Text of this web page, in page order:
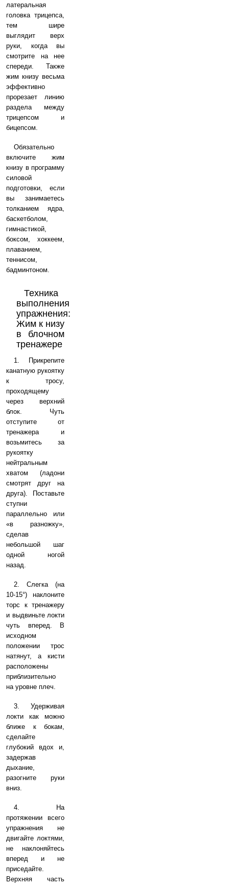
латеральная
головка трицепса,
тем шире
выглядит верх
руки, когда вы
смотрите на нее
спереди. Также
жим книзу весьма
эффективно
прорезает линию
раздела между
трицепсом и
бицепсом.
Обязательно
включите жим
книзу в программу
силовой
подготовки, если
вы занимаетесь
толканием ядра,
баскетболом,
гимнастикой,
боксом, хоккеем,
плаванием,
теннисом,
бадминтоном.
Техника
выполнения
упражнения:
Жим к низу
в блочном
тренажере
1. Прикрепите
канатную рукоятку
к тросу,
проходящему
через верхний
блок. Чуть
отступите от
тренажера и
возьмитесь за
рукоятку
нейтральным
хватом (ладони
смотрят друг на
друга). Поставьте
ступни
параллельно или
«в разножку»,
сделав
небольшой шаг
одной ногой
назад.
2. Слегка (на
10-15°) наклоните
торс к тренажеру
и выдвиньте локти
чуть вперед. В
исходном
положении трос
натянут, а кисти
расположены
приблизительно
на уровне плеч.
3. Удерживая
локти как можно
ближе к бокам,
сделайте
глубокий вдох и,
задержав
дыхание,
разогните руки
вниз.
4. На
протяжении всего
упражнения не
двигайте локтями,
не наклоняйтесь
вперед и не
приседайте.
Верхняя часть